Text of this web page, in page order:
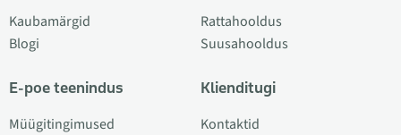
Kaubamärgid
Blogi
E-poe teenindus
Müügitingimused
Rattahooldus
Suusahooldus
Klienditugi
Kontaktid